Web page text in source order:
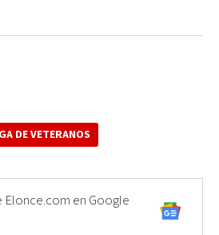
DE VETERANOS
Elonce.com en Google